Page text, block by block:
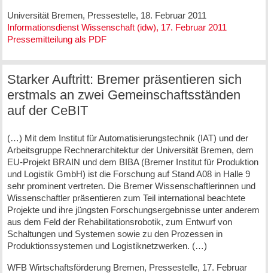
Universität Bremen, Pressestelle, 18. Februar 2011
Informationsdienst Wissenschaft (idw), 17. Februar 2011
Pressemitteilung als PDF
Starker Auftritt: Bremer präsentieren sich
erstmals an zwei Gemeinschaftsständen
auf der CeBIT
(…) Mit dem Institut für Automatisierungstechnik (IAT) und der
Arbeitsgruppe Rechnerarchitektur der Universität Bremen, dem
EU-Projekt BRAIN und dem BIBA (Bremer Institut für Produktion
und Logistik GmbH) ist die Forschung auf Stand A08 in Halle 9
sehr prominent vertreten. Die Bremer Wissenschaftlerinnen und
Wissenschaftler präsentieren zum Teil international beachtete
Projekte und ihre jüngsten Forschungsergebnisse unter anderem
aus dem Feld der Rehabilitationsrobotik, zum Entwurf von
Schaltungen und Systemen sowie zu den Prozessen in
Produktionssystemen und Logistiknetzwerken. (…)
WFB Wirtschaftsförderung Bremen, Pressestelle, 17. Februar